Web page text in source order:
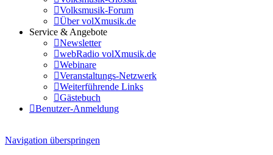
Volksmusik-Forum
Über volXmusik.de
Service & Angebote
Newsletter
webRadio volXmusik.de
Webinare
Veranstaltungs-Netzwerk
Weiterführende Links
Gästebuch
Benutzer-Anmeldung
Navigation überspringen